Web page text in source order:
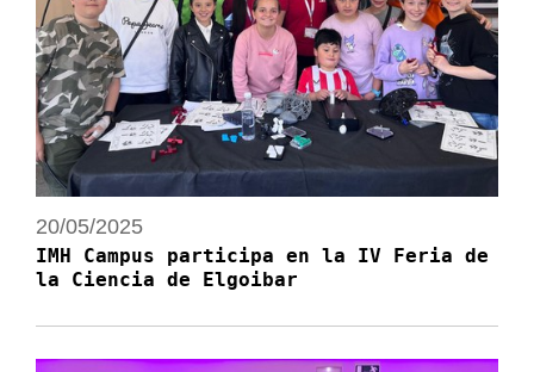
20/05/2025
IMH Campus participa en la IV Feria de
la Ciencia de Elgoibar